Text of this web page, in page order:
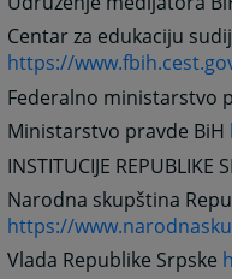
Centar za edukaciju
https://
Federalno ministarstvo
Ministarstvo pravde BiH
INSTITUCIJE REPUBLIKE
Narodna skupština
https://
Vlada Republike Srpske